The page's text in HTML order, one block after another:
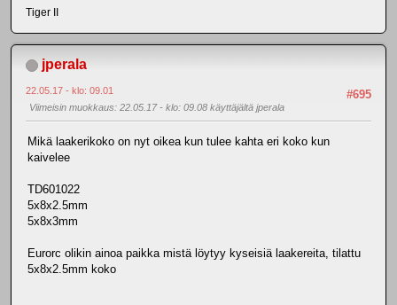
Tiger II
jperala
#695
22.05.17 - klo: 09.01
Viimeisin muokkaus: 22.05.17 - klo: 09.08 käyttäjältä jperala
Mikä laakerikoko on nyt oikea kun tulee kahta eri koko kun
kaivelee
TD601022
5x8x2.5mm
5x8x3mm
Eurorc olikin ainoa paikka mistä löytyy kyseisiä laakereita, tilattu
5x8x2.5mm koko